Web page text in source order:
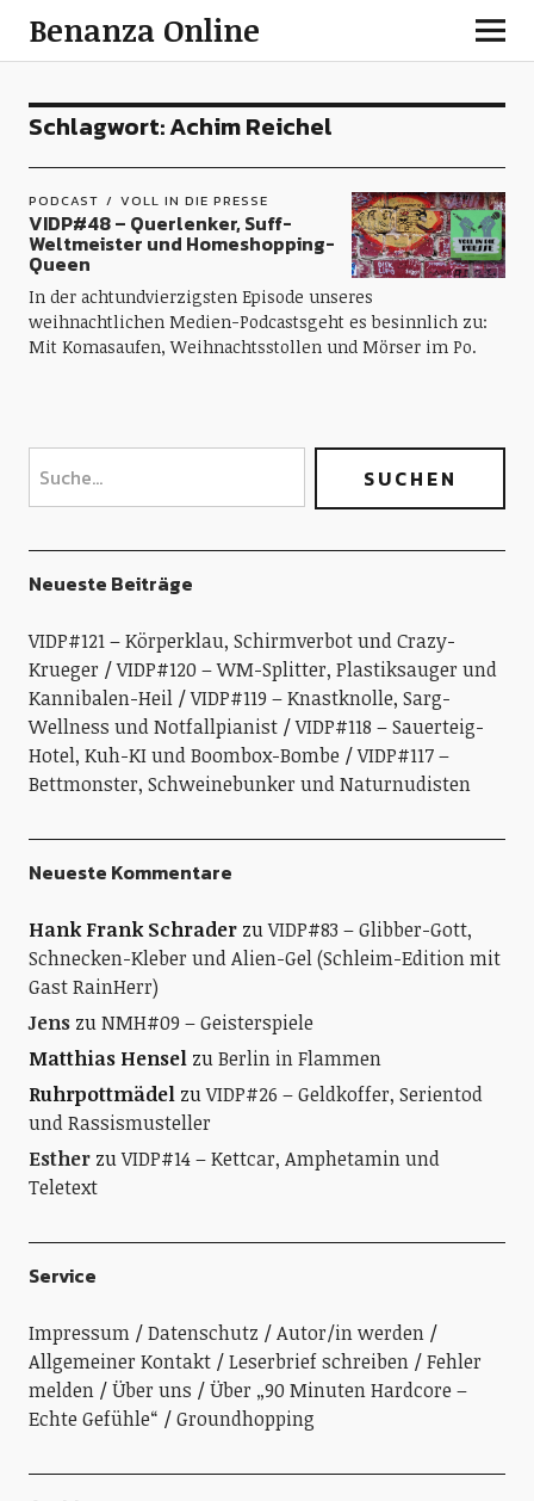
Benanza Online
Schlagwort:Achim Reichel
PODCAST VOLL IN DIE PRESSE
VIDP#48 – Querlenker, Suff-
Weltmeister und Homeshopping-
Queen
In der achtundvierzigsten Episode unseres
weihnachtlichen Medien-Podcastsgeht es besinnlich zu:
Mit Komasaufen, Weihnachtsstollen und Mörser im Po.
Neueste Beiträge
VIDP#121 – Körperklau, Schirmverbot und Crazy-
Krueger
VIDP#120 – WM-Splitter, Plastiksauger und
Kannibalen-Heil
VIDP#119 – Knastknolle, Sarg-
Wellness und Notfallpianist
VIDP#118 – Sauerteig-
Hotel, Kuh-KI und Boombox-Bombe
VIDP#117 –
Bettmonster, Schweinebunker und Naturnudisten
Neueste Kommentare
Hank Frank SchraderzuVIDP#83 – Glibber-Gott,
Schnecken-Kleber und Alien-Gel (Schleim-Edition mit
Gast RainHerr)
JenszuNMH#09 – Geisterspiele
Matthias HenselzuBerlin in Flammen
RuhrpottmädelzuVIDP#26 – Geldkoffer, Serientod
und Rassismusteller
EstherzuVIDP#14 – Kettcar, Amphetamin und
Teletext
Service
Impressum Datenschutz
Autor/in werden
Allgemeiner Kontakt
Leserbrief schreiben
Fehler
melden
Über uns
Über „90 Minuten Hardcore –
Echte Gefühle“
Groundhopping